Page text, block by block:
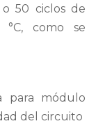
50 ciclos de
como se
para módulo
del circuito